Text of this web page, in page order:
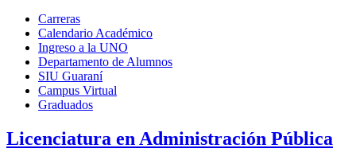
Carreras
Calendario Académico
Ingreso a la UNO
Departamento de Alumnos
SIU Guaraní
Campus Virtual
Graduados
Licenciatura en Administración Pública